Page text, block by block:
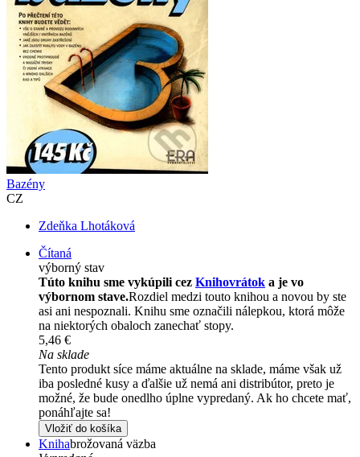
Bazény
CZ
Zdeňka Lhotáková
Čítaná
výborný stav
Túto knihu sme vykúpili cez Knihovrátok a je vo
výbornom stave.Rozdiel medzi touto knihou a novou by ste
asi ani nespoznali. Knihu sme označili nálepkou, ktorá môže
na niektorých obaloch zanechať stopy.
5,46 €
Na sklade
Tento produkt síce máme aktuálne na sklade, máme však už
iba posledné kusy a ďalšie už nemá ani distribútor, preto je
možné, že bude onedlho úplne vypredaný. Ak ho chcete mať,
ponáhľajte sa!
Vložiť do košíka
Knihabrožovaná väzba